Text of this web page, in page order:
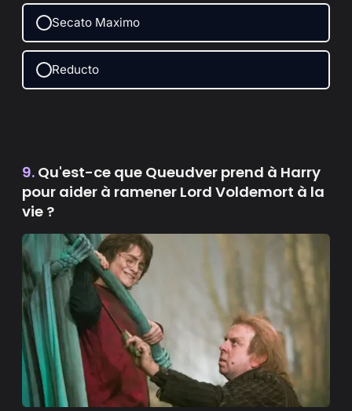
Secato Maximo
Reducto
9. Qu'est-ce que Queudver prend à Harry
pour aider à ramener Lord Voldemort à la
vie ?